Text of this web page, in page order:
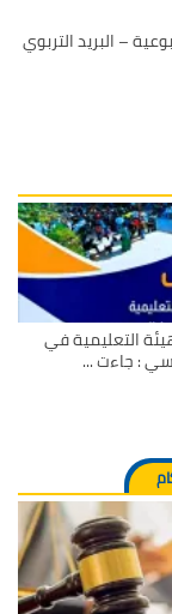
– البريد التربوي
التعليمية في
: جاءت ...